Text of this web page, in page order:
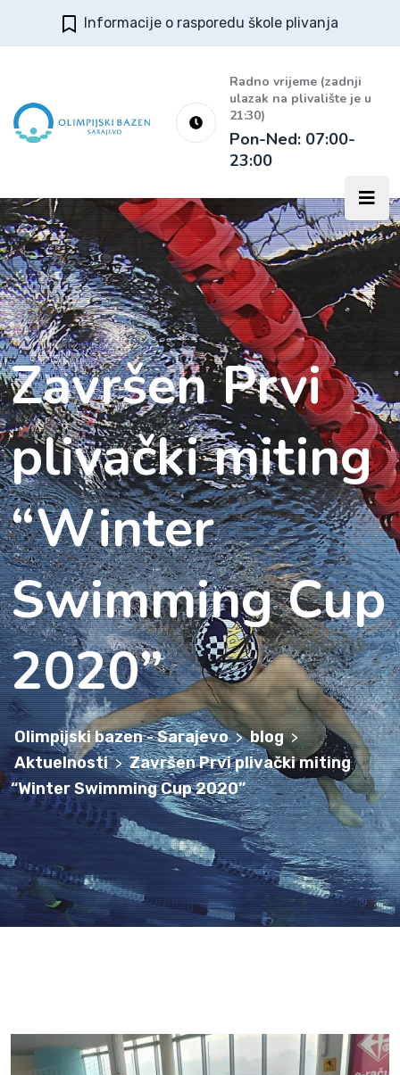
Informacije o rasporedu škole plivanja
Radno vrijeme (zadnji
ulazak na plivalište je u
21:30)
Pon-Ned: 07:00-
23:00
Završen Prvi
plivački miting
“Winter
Swimming Cup
2020”
Olimpijski bazen - Sarajevo > blog >
Aktuelnosti > Završen Prvi plivački miting
“Winter Swimming Cup 2020”